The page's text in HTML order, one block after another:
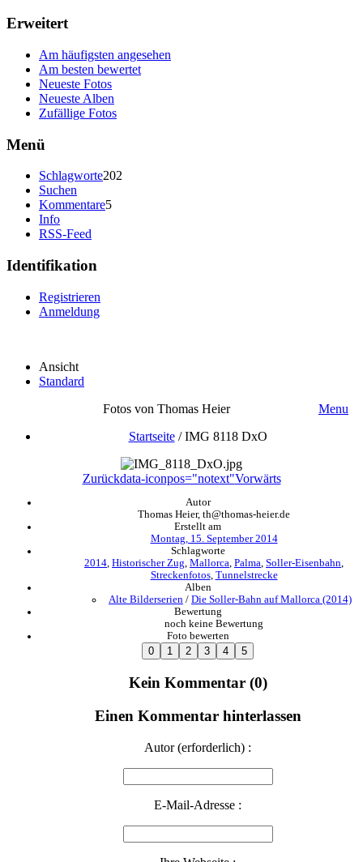
Erweitert
Am häufigsten angesehen
Am besten bewertet
Neueste Fotos
Neueste Alben
Zufällige Fotos
Menü
Schlagworte202
Suchen
Kommentare5
Info
RSS-Feed
Identifikation
Registrieren
Anmeldung
Ansicht
Standard
Fotos von Thomas Heier
Menu
Startseite/IMG 8118 DxO
Zurückdata-iconpos="notext"Vorwärts
Autor
Thomas Heier, th@thomas-heier.de
Erstellt am
Montag, 15. September 2014
Schlagworte
2014 Historischer Zug Mallorca Palma Soller-Eisenbahn
Streckenfotos, Tunnelstrecke
Alben
Alte Bilderserien / Die Soller-Bahn auf Mallorca (2014)
Bewertung
noch keine Bewertung
Foto bewerten
Kein Kommentar (0)
Einen Kommentar hinterlassen
Autor (erforderlich) :
E-Mail-Adresse :